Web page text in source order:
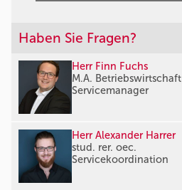
Haben Sie Fragen?
Herr Finn Fuchs
M.A. Betriebswirtschaft
Servicemanager
Herr Alexander Harrer
stud. rer. oec.
Servicekoordination